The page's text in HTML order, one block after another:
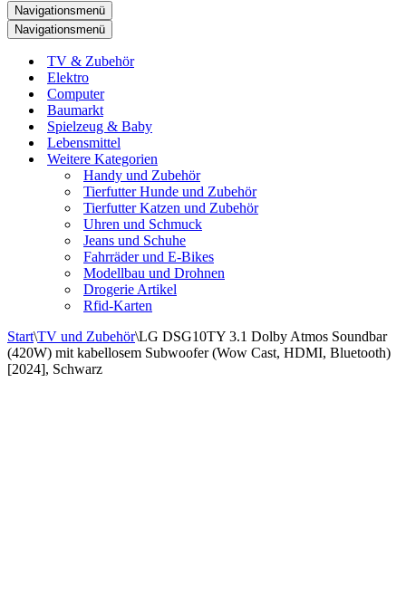
Navigationsmenü
Navigationsmenü
TV & Zubehör
Elektro
Computer
Baumarkt
Spielzeug & Baby
Lebensmittel
Weitere Kategorien
Handy und Zubehör
Tierfutter Hunde und Zubehör
Tierfutter Katzen und Zubehör
Uhren und Schmuck
Jeans und Schuhe
Fahrräder und E-Bikes
Modellbau und Drohnen
Drogerie Artikel
Rfid-Karten
Start\TV und Zubehör\LG DSG10TY 3.1 Dolby Atmos Soundbar
(420W) mit kabellosem Subwoofer (Wow Cast, HDMI, Bluetooth)
[2024], Schwarz